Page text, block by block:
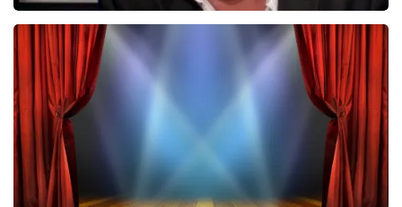
Bert Visscher
1655+reviews
BEKIJKEN